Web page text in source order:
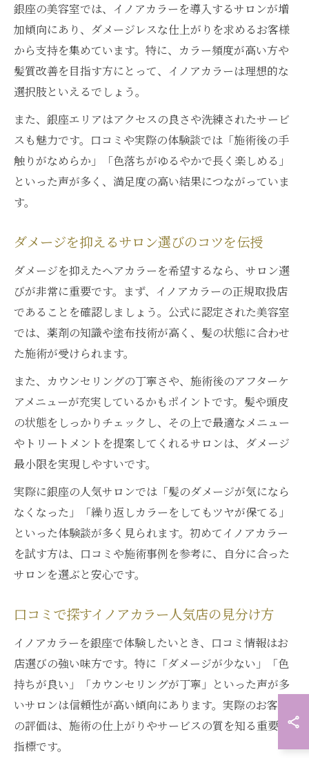
銀座の美容室では、イノアカラーを導入するサロンが増
加傾向にあり、ダメージレスな仕上がりを求めるお客様
から支持を集めています。特に、カラー頻度が高い方や
髪質改善を目指す方にとって、イノアカラーは理想的な
選択肢といえるでしょう。
また、銀座エリアはアクセスの良さや洗練されたサービ
スも魅力です。口コミや実際の体験談では「施術後の手
触りがなめらか」「色落ちがゆるやかで長く楽しめる」
といった声が多く、満足度の高い結果につながっていま
す。
ダメージを抑えるサロン選びのコツを伝授
ダメージを抑えたヘアカラーを希望するなら、サロン選
びが非常に重要です。まず、イノアカラーの正規取扱店
であることを確認しましょう。公式に認定された美容室
では、薬剤の知識や塗布技術が高く、髪の状態に合わせ
た施術が受けられます。
また、カウンセリングの丁寧さや、施術後のアフターケ
アメニューが充実しているかもポイントです。髪や頭皮
の状態をしっかりチェックし、その上で最適なメニュー
やトリートメントを提案してくれるサロンは、ダメージ
最小限を実現しやすいです。
実際に銀座の人気サロンでは「髪のダメージが気になら
なくなった」「繰り返しカラーをしてもツヤが保てる」
といった体験談が多く見られます。初めてイノアカラー
を試す方は、口コミや施術事例を参考に、自分に合った
サロンを選ぶと安心です。
口コミで探すイノアカラー人気店の見分け方
イノアカラーを銀座で体験したいとき、口コミ情報はお
店選びの強い味方です。特に「ダメージが少ない」「色
持ちが良い」「カウンセリングが丁寧」といった声が多
いサロンは信頼性が高い傾向にあります。実際のお客様
の評価は、施術の仕上がりやサービスの質を知る重要な
指標です。